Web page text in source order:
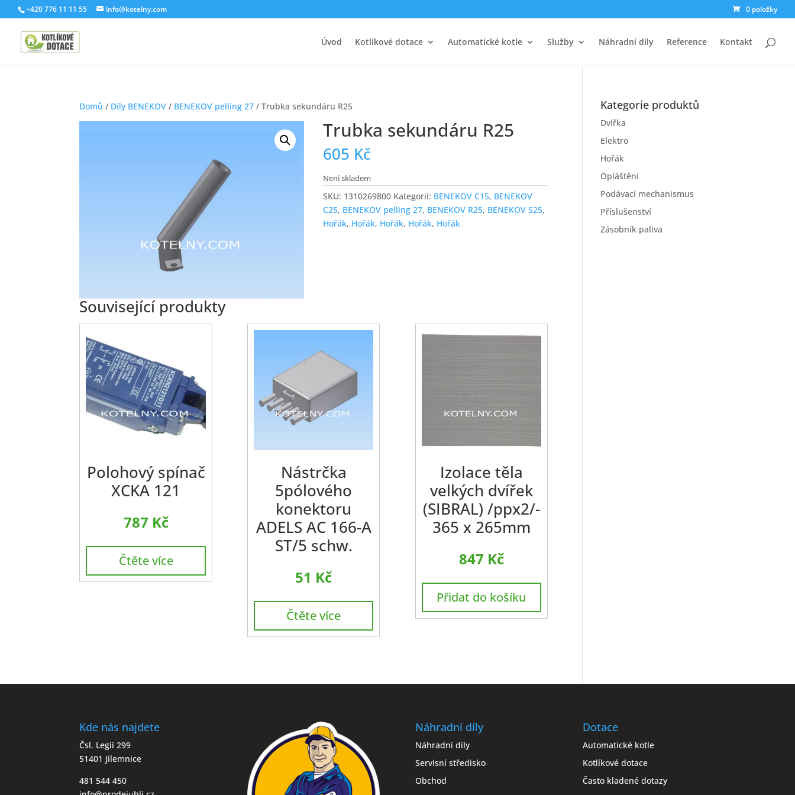
+420 776 11 11 55 info@kotelny.com 0 položky
Úvod Kotlíkové dotace Automatické kotle Služby Náhradní díly Reference Kontakt
Domů / Díly BENEKOV / BENEKOV pelling 27 / Trubka sekundáru R25
Trubka sekundáru R25
605 Kč
Není skladem
SKU: 1310269800 Kategorií: BENEKOV C15, BENEKOV
C25, BENEKOV pelling 27, BENEKOV R25, BENEKOV S25,
Hořák, Hořák, Hořák, Hořák, Hořák
Související produkty
Polohový spínač
XCKA 121
787 Kč
Čtěte více
Nástrčka
5pólového
konektoru
ADELS AC 166-A
ST/5 schw.
51 Kč
Čtěte více
Izolace těla
velkých dvířek
(SIBRAL) /ppx2/-
365 x 265mm
847 Kč
Přidat do košíku
Kategorie produktů
Dvířka
Elektro
Hořák
Opláštění
Podávací mechanismus
Příslušenství
Zásobník paliva
Kde nás najdete
Čsl. Legií 299
51401 Jilemnice
481 544 450
Náhradní díly
Náhradní díly
Servisní středisko
Obchod
Dotace
Automatické kotle
Kotlíkové dotace
Často kladené dotazy